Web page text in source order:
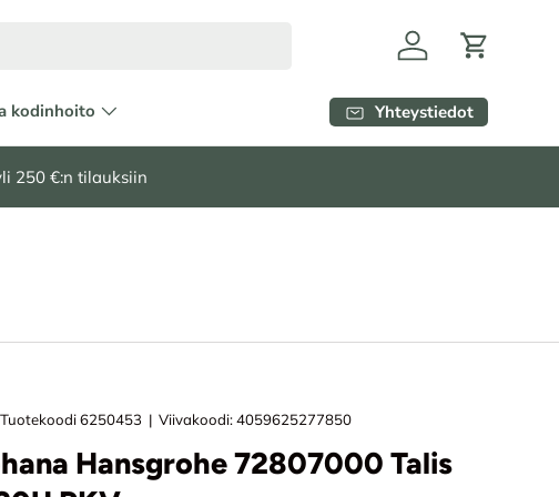
KirjauduOstoskori
kodinhoito
Yhteystiedot
250 €:n tilauksiin
Tuotekoodi 6250453 |Viivakoodi: 4059625277850
Hansgrohe 72807000 Talis